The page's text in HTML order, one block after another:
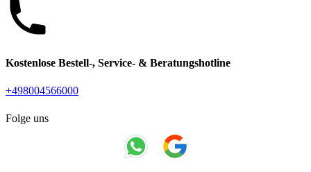
Kostenlose Bestell-, Service- & Beratungshotline
+498004566000
Folge uns